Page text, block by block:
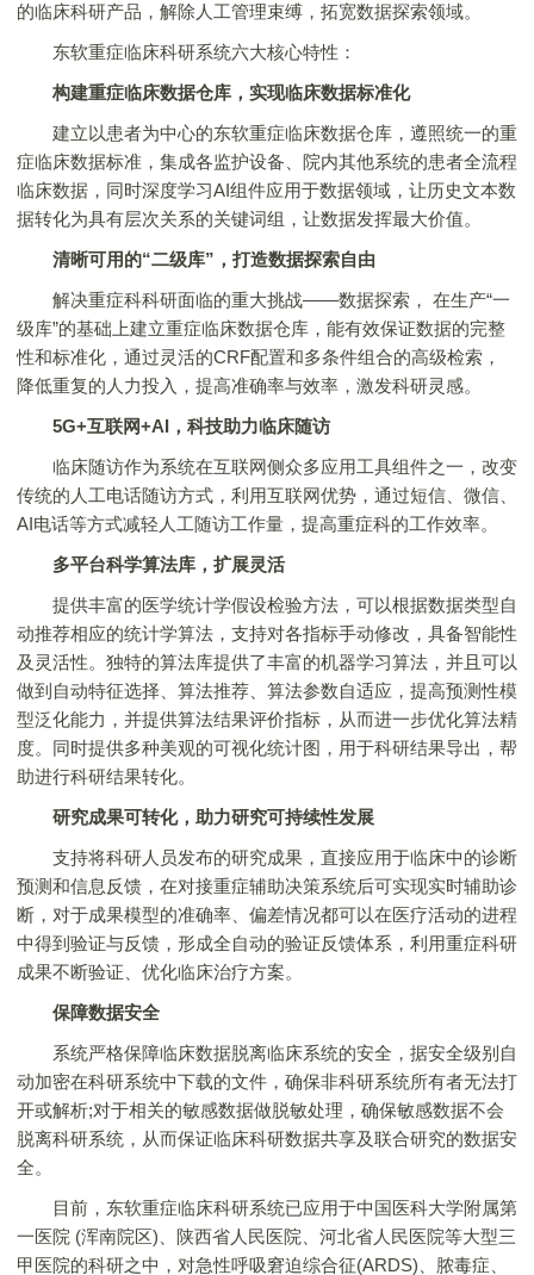
的临床科研产品，解除人工管理束缚，拓宽数据探索领域。
东软重症临床科研系统六大核心特性：
构建重症临床数据仓库，实现临床数据标准化
建立以患者为中心的东软重症临床数据仓库，遵照统一的重
症临床数据标准，集成各监护设备、院内其他系统的患者全流程
临床数据，同时深度学习AI组件应用于数据领域，让历史文本数
据转化为具有层次关系的关键词组，让数据发挥最大价值。
清晰可用的“二级库”，打造数据探索自由
解决重症科科研面临的重大挑战——数据探索， 在生产“一
级库”的基础上建立重症临床数据仓库，能有效保证数据的完整
性和标准化，通过灵活的CRF配置和多条件组合的高级检索，
降低重复的人力投入，提高准确率与效率，激发科研灵感。
5G+互联网+AI，科技助力临床随访
临床随访作为系统在互联网侧众多应用工具组件之一，改变
传统的人工电话随访方式，利用互联网优势，通过短信、微信、
AI电话等方式减轻人工随访工作量，提高重症科的工作效率。
多平台科学算法库，扩展灵活
提供丰富的医学统计学假设检验方法，可以根据数据类型自
动推荐相应的统计学算法，支持对各指标手动修改，具备智能性
及灵活性。独特的算法库提供了丰富的机器学习算法，并且可以
做到自动特征选择、算法推荐、算法参数自适应，提高预测性模
型泛化能力，并提供算法结果评价指标，从而进一步优化算法精
度。同时提供多种美观的可视化统计图，用于科研结果导出，帮
助进行科研结果转化。
研究成果可转化，助力研究可持续性发展
支持将科研人员发布的研究成果，直接应用于临床中的诊断
预测和信息反馈，在对接重症辅助决策系统后可实现实时辅助诊
断，对于成果模型的准确率、偏差情况都可以在医疗活动的进程
中得到验证与反馈，形成全自动的验证反馈体系，利用重症科研
成果不断验证、优化临床治疗方案。
保障数据安全
系统严格保障临床数据脱离临床系统的安全，据安全级别自
动加密在科研系统中下载的文件，确保非科研系统所有者无法打
开或解析;对于相关的敏感数据做脱敏处理，确保敏感数据不会
脱离科研系统，从而保证临床科研数据共享及联合研究的数据安
全。
目前，东软重症临床科研系统已应用于中国医科大学附属第
一医院 (浑南院区)、陕西省人民医院、河北省人民医院等大型三
甲医院的科研之中，对急性呼吸窘迫综合征(ARDS)、脓毒症、